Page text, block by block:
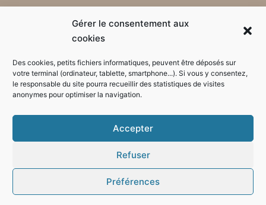
Gérer le consentement aux
cookies
Des cookies, petits fichiers informatiques, peuvent être déposés sur
votre terminal (ordinateur, tablette, smartphone...). Si vous y consentez,
le responsable du site pourra recueillir des statistiques de visites
anonymes pour optimiser la navigation.
Accepter
Refuser
Préférences
Contactez-nous
Horaires d'ouverture de la mairie
Mode sombre :